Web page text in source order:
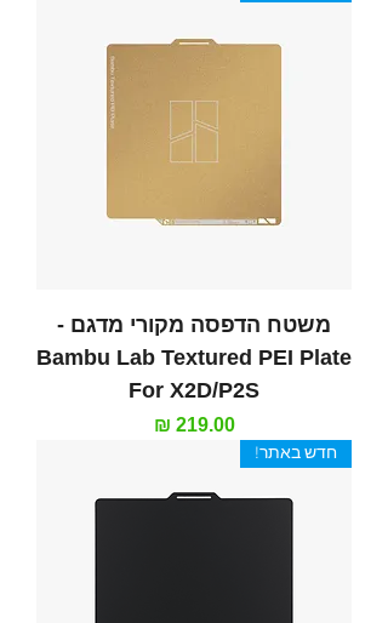
משטח הדפסה מקורי מדגם -
Bambu Lab Textured PEI Plate
For X2D/P2S
מחיר‏219.00 ‏₪
חדש באתר!